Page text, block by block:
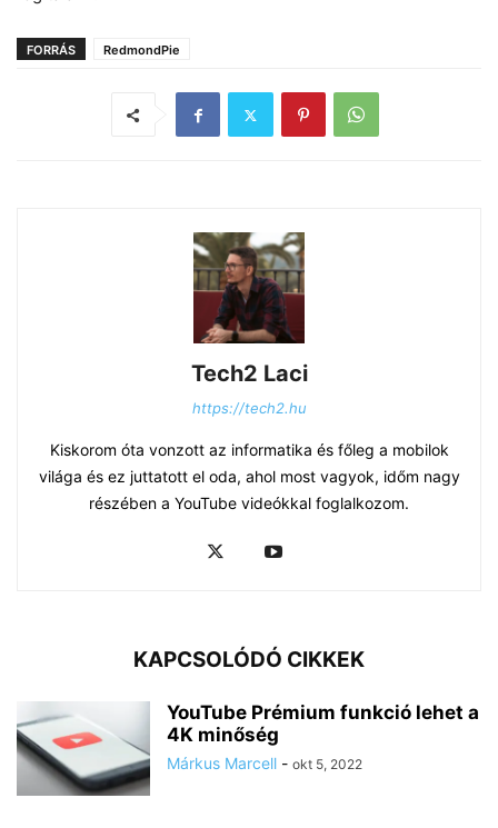
FORRÁS RedmondPie
Tech2 Laci
https://tech2.hu
Kiskorom óta vonzott az informatika és főleg a mobilok
világa és ez juttatott el oda, ahol most vagyok, időm nagy
részében a YouTube videókkal foglalkozom.
KAPCSOLÓDÓ CIKKEK
YouTube Prémium funkció lehet a
4K minőség
Márkus Marcell - okt 5, 2022